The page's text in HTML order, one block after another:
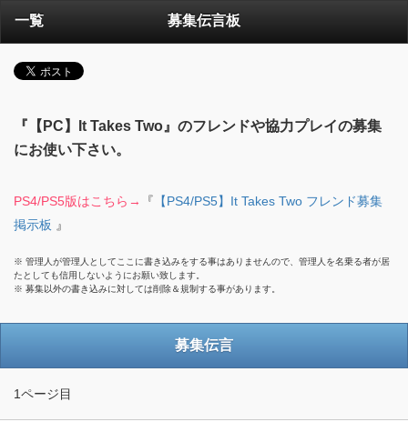
一覧 募集伝言板
『【PC】It Takes Two』のフレンドや協力プレイの募集
にお使い下さい。
PS4/PS5版はこちら→ 『 【PS4/PS5】It Takes Two フレンド募集
掲示板 』
※ 管理人が管理人としてここに書き込みをする事はありませんので、管理人を名乗る者が居
たとしても信用しないようにお願い致します。
※ 募集以外の書き込みに対しては削除＆規制する事があります。
募集伝言
1ページ目